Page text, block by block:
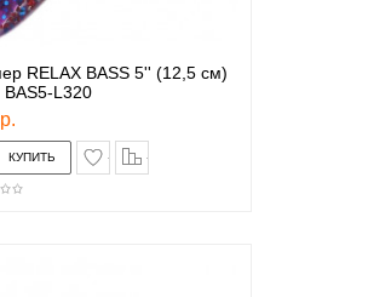
RELAX BASS 5'' (12,5 см)
BAS5-L320
в закладки